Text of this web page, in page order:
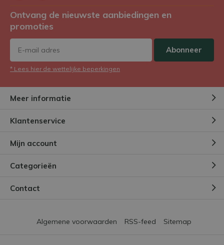
Ontvang de nieuwste aanbiedingen en
promoties
Abonneer
* Lees hier de wettelijke beperkingen
Meer informatie
Klantenservice
Mijn account
Categorieën
Contact
Algemene voorwaarden RSS-feed Sitemap